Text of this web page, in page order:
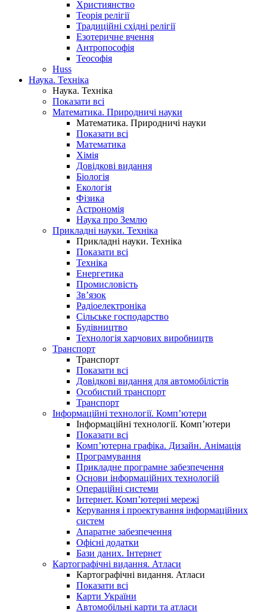
Християнство
Теорія релігії
Традиційні східні релігії
Езотеричне вчення
Антропософія
Теософія
Huss
Наука. Техніка
Наука. Техніка
Показати всі
Математика. Природничі науки
Математика. Природничі науки
Показати всі
Математика
Хімія
Довідкові видання
Біологія
Екологія
Фізика
Астрономія
Наука про Землю
Прикладні науки. Техніка
Прикладні науки. Техніка
Показати всі
Техніка
Енергетика
Промисловість
Зв’язок
Радіоелектроніка
Сільське господарство
Будівництво
Технологія харчових виробництв
Транспорт
Транспорт
Показати всі
Довідкові видання для автомобілістів
Особистий транспорт
Транспорт
Інформаційні технології. Комп’ютери
Інформаційні технології. Комп’ютери
Показати всі
Комп’ютерна графіка. Дизайн. Анімація
Програмування
Прикладне програмне забезпечення
Основи інформаційних технологій
Операційні системи
Інтернет. Комп’ютерні мережі
Керування і проектування інформаційних
систем
Апаратне забезпечення
Офісні додатки
Бази даних. Інтернет
Картографічні видання. Атласи
Картографічні видання. Атласи
Показати всі
Карти України
Автомобільні карти та атласи